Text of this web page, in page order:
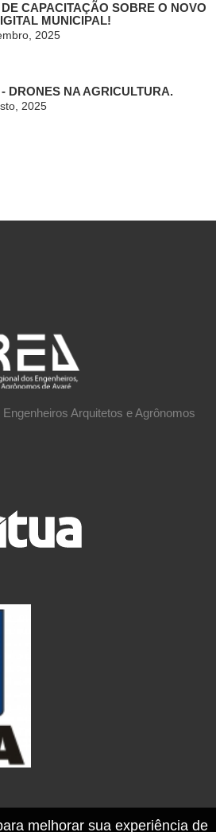
CAPACITAÇÃO SOBRE O NOVO
MUNICIPAL!
2025
DRONES NA AGRICULTURA.
2025
Arquitetos e Agrônomos
melhorar sua experiência de